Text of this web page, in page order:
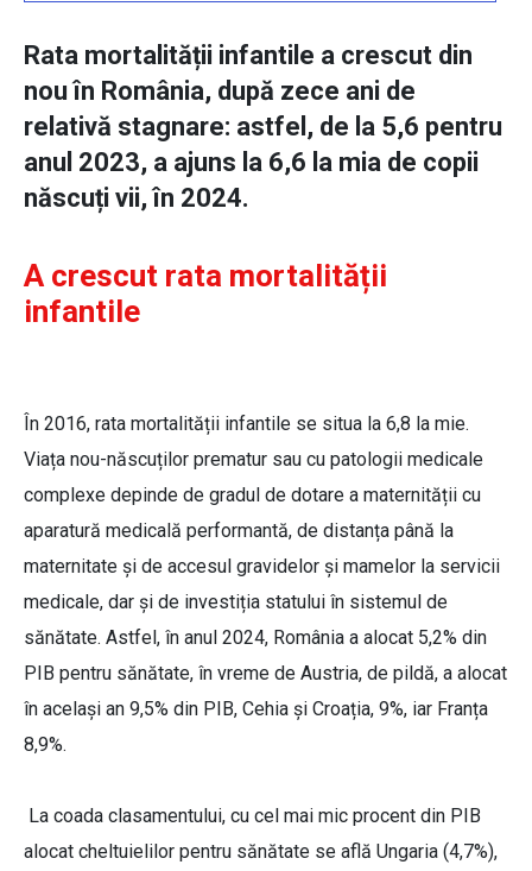
Rata mortalității infantile a crescut din
nou în România, după zece ani de
relativă stagnare: astfel, de la 5,6 pentru
anul 2023, a ajuns la 6,6 la mia de copii
născuți vii, în 2024.
A crescut rata mortalității
infantile
În 2016, rata mortalității infantile se situa la 6,8 la mie.
Viața nou-născuților prematur sau cu patologii medicale
complexe depinde de gradul de dotare a maternității cu
aparatură medicală performantă, de distanța până la
maternitate și de accesul gravidelor și mamelor la servicii
medicale, dar și de investiția statului în sistemul de
sănătate. Astfel, în anul 2024, România a alocat 5,2% din
PIB pentru sănătate, în vreme de Austria, de pildă, a alocat
în același an 9,5% din PIB, Cehia și Croația, 9%, iar Franța
8,9%.
La coada clasamentului, cu cel mai mic procent din PIB
alocat cheltuielilor pentru sănătate se află Ungaria (4,7%),